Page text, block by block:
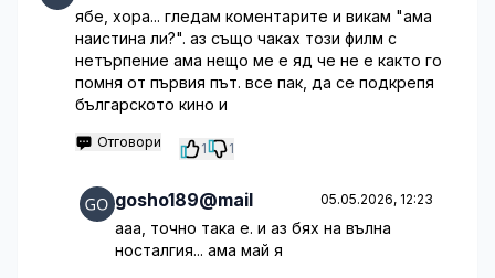
ябе, хора... гледам коментарите и викам "ама
наистина ли?". аз също чаках този филм с
нетърпение ама нещо ме е яд че не е както го
помня от първия път. все пак, да се подкрепя
българското кино и
Отговори 1 1
gosho189@mail 05.05.2026, 12:23
ааа, точно така е. и аз бях на вълна
носталгия... ама май я